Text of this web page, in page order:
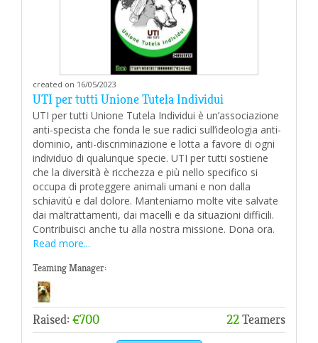
created on 16/05/2023
UTI per tutti Unione Tutela Individui
UTI per tutti Unione Tutela Individui è un’associazione
anti-specista che fonda le sue radici sull’ideologia anti-
dominio, anti-discriminazione e lotta a favore di ogni
individuo di qualunque specie. UTI per tutti sostiene
che la diversità è ricchezza e più nello specifico si
occupa di proteggere animali umani e non dalla
schiavitù e dal dolore. Manteniamo molte vite salvate
dai maltrattamenti, dai macelli e da situazioni difficili.
Contribuisci anche tu alla nostra missione. Dona ora.
Read more...
Teaming Manager:
Raised: €700 22Teamers